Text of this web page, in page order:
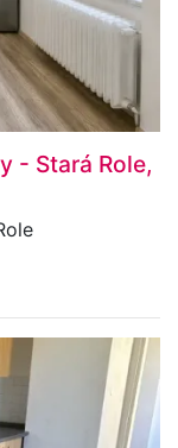
- Stará Role,